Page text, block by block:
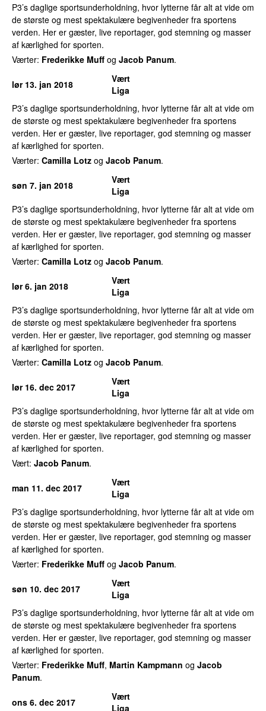
P3’s daglige sportsunderholdning, hvor lytterne får alt at vide om
de største og mest spektakulære begivenheder fra sportens
verden. Her er gæster, live reportager, god stemning og masser
af kærlighed for sporten.
Værter: Frederikke Muff og Jacob Panum.
lør 13. jan 2018
Vært
Liga
P3’s daglige sportsunderholdning, hvor lytterne får alt at vide om
de største og mest spektakulære begivenheder fra sportens
verden. Her er gæster, live reportager, god stemning og masser
af kærlighed for sporten.
Værter: Camilla Lotz og Jacob Panum.
søn 7. jan 2018
Vært
Liga
P3’s daglige sportsunderholdning, hvor lytterne får alt at vide om
de største og mest spektakulære begivenheder fra sportens
verden. Her er gæster, live reportager, god stemning og masser
af kærlighed for sporten.
Værter: Camilla Lotz og Jacob Panum.
lør 6. jan 2018
Vært
Liga
P3’s daglige sportsunderholdning, hvor lytterne får alt at vide om
de største og mest spektakulære begivenheder fra sportens
verden. Her er gæster, live reportager, god stemning og masser
af kærlighed for sporten.
Værter: Camilla Lotz og Jacob Panum.
lør 16. dec 2017
Vært
Liga
P3’s daglige sportsunderholdning, hvor lytterne får alt at vide om
de største og mest spektakulære begivenheder fra sportens
verden. Her er gæster, live reportager, god stemning og masser
af kærlighed for sporten.
Vært: Jacob Panum.
man 11. dec 2017
Vært
Liga
P3’s daglige sportsunderholdning, hvor lytterne får alt at vide om
de største og mest spektakulære begivenheder fra sportens
verden. Her er gæster, live reportager, god stemning og masser
af kærlighed for sporten.
Værter: Frederikke Muff og Jacob Panum.
søn 10. dec 2017
Vært
Liga
P3’s daglige sportsunderholdning, hvor lytterne får alt at vide om
de største og mest spektakulære begivenheder fra sportens
verden. Her er gæster, live reportager, god stemning og masser
af kærlighed for sporten.
Værter: Frederikke Muff, Martin Kampmann og Jacob
Panum.
ons 6. dec 2017
Vært
Liga